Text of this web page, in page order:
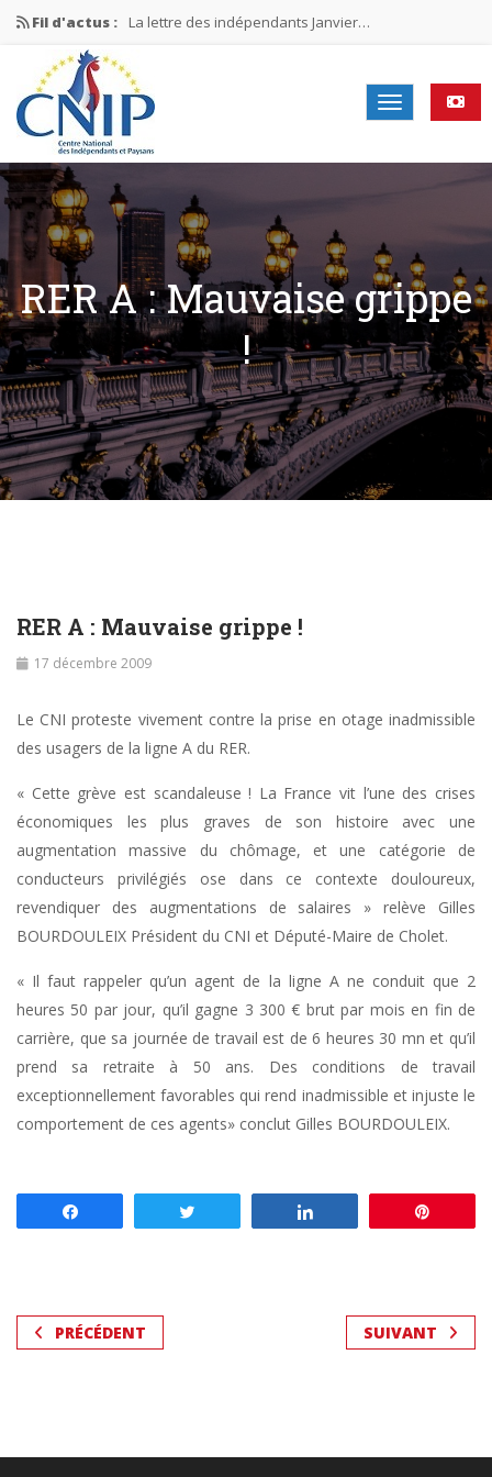
Fil d'actus : La lettre des indépendants Janvier…
La lettre des indépendants Novembre…
La lettre des indépendants Juin…
Mission nationale ÉLECTIONS MUNICIPALES 2026
La lettre des indépendants N°2-2026
RER A : Mauvaise grippe
!
RER A : Mauvaise grippe !
17 décembre 2009
Le CNI proteste vivement contre la prise en otage inadmissible
des usagers de la ligne A du RER.
« Cette grève est scandaleuse ! La France vit l’une des crises
économiques les plus graves de son histoire avec une
augmentation massive du chômage, et une catégorie de
conducteurs privilégiés ose dans ce contexte douloureux,
revendiquer des augmentations de salaires » relève Gilles
BOURDOULEIX Président du CNI et Député-Maire de Cholet.
« Il faut rappeler qu’un agent de la ligne A ne conduit que 2
heures 50 par jour, qu’il gagne 3 300 € brut par mois en fin de
carrière, que sa journée de travail est de 6 heures 30 mn et qu’il
prend sa retraite à 50 ans. Des conditions de travail
exceptionnellement favorables qui rend inadmissible et injuste le
comportement de ces agents» conclut Gilles BOURDOULEIX.
PRÉCÉDENT SUIVANT